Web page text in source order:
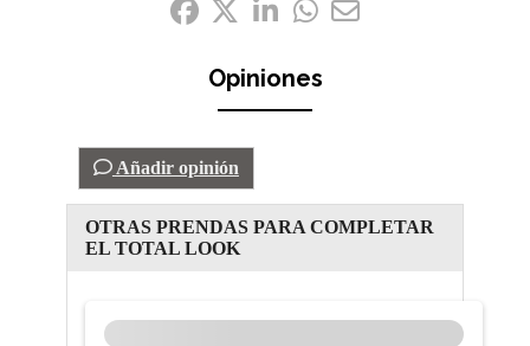
Opiniones
Añadir opinión
OTRAS PRENDAS PARA COMPLETAR
EL TOTAL LOOK